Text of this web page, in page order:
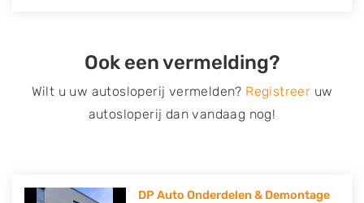
Ook een vermelding?
Wilt u uw autosloperij vermelden? Registreer uw
autosloperij dan vandaag nog!
DP Auto Onderdelen & Demontage